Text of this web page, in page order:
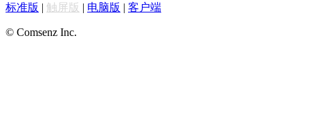
标准版 | 触屏版 | 电脑版 | 客户端
© Comsenz Inc.